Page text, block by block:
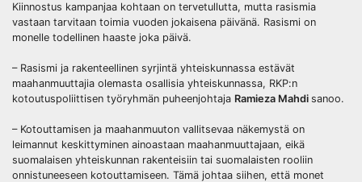
Kiinnostus kampanjaa kohtaan on tervetullutta, mutta rasismia
vastaan tarvitaan toimia vuoden jokaisena päivänä. Rasismi on
monelle todellinen haaste joka päivä.
– Rasismi ja rakenteellinen syrjintä yhteiskunnassa estävät
maahanmuuttajia olemasta osallisia yhteiskunnassa, RKP:n
kotoutuspoliittisen työryhmän puheenjohtaja Ramieza Mahdi sanoo.
– Kotouttamisen ja maahanmuuton vallitsevaa näkemystä on
leimannut keskittyminen ainoastaan maahanmuuttajaan, eikä
suomalaisen yhteiskunnan rakenteisiin tai suomalaisten rooliin
onnistuneeseen kotouttamiseen. Tämä johtaa siihen, että monet